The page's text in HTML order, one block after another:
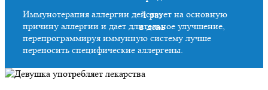
1 раз
в день
Иммунотерапия аллергии действует на основную
причину аллергии и дает длительное улучшение,
перепрограммируя иммунную систему лучше
переносить специфические аллергены.